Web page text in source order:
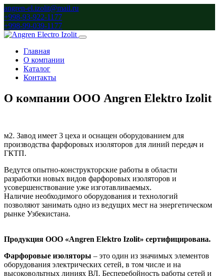
angren-el.izolit@mail.ru
+998-93-922-1177
+998-99-039-1177
Главная
О компании
Каталог
Контакты
О компании ООО Angren Elektro Izolit
м2. Завод имеет 3 цеха и оснащен оборудованием для
производства фарфоровых изоляторов для линий передач и
ГКТП.
Ведутся опытно-конструкторские работы в области
разработки новых видов фарфоровых изоляторов и
усовершенствование уже изготавливаемых.
Наличие необходимого оборудования и технологий
позволяют занимать одно из ведущих мест на энергетическом
рынке Узбекистана.
Продукция ООО «Angren Elektro Izolit» сертифицирована.
Фарфоровые изоляторы – это один из значимых элементов
оборудования электрических сетей, в том числе и на
высоковольтных линиях ВЛ. Бесперебойность работы сетей и